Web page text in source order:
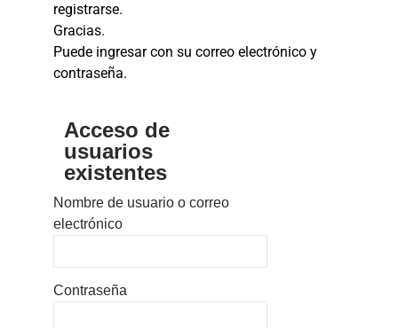
registrarse.
Gracias.
Puede ingresar con su correo electrónico y
contraseña.
Acceso de
usuarios
existentes
Nombre de usuario o correo
electrónico
Contraseña